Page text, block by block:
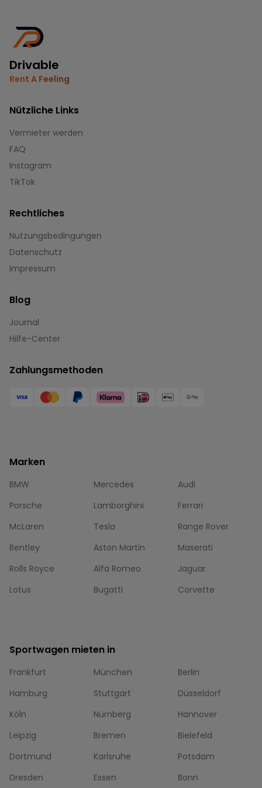
Drivable
Rent A Feeling
Nützliche Links
Vermieter werden
FAQ
Instagram
TikTok
Rechtliches
Nutzungsbedingungen
Datenschutz
Impressum
Blog
Journal
Hilfe-Center
Zahlungsmethoden
Marken
BMW Mercedes
Audi
Porsche
Lamborghini
Ferrari
McLaren
Tesla
Range Rover
Bentley
Aston Martin
Maserati
Rolls Royce
Alfa Romeo
Jaguar
Lotus
Bugatti Corvette
Sportwagen mieten in
Frankfurt München
Berlin
Hamburg
Stuttgart
Düsseldorf
Köln
Nürnberg
Hannover
Leipzig
Bremen
Bielefeld
Dortmund
Karlsruhe
Potsdam
Dresden
Essen Bonn